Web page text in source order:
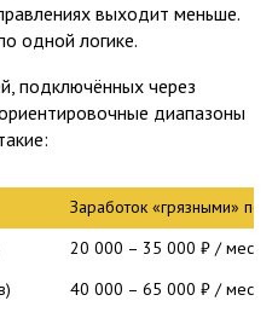
выходит меньше.
одной логике.
подключённых через
диапазоны
Заработок «грязными» по
20 000 – 35 000 ₽ / месяц
40 000 – 65 000 ₽ / месяц